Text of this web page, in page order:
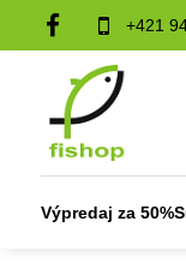
+421
Výpredaj za 50%